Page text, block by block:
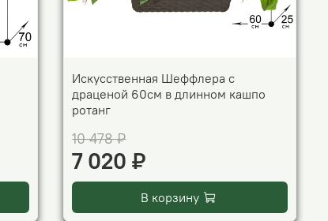
Искусственная Шеффлера с
драценой 60см в длинном кашпо
ротанг
10 478 ₽
7 020 ₽
В корзину